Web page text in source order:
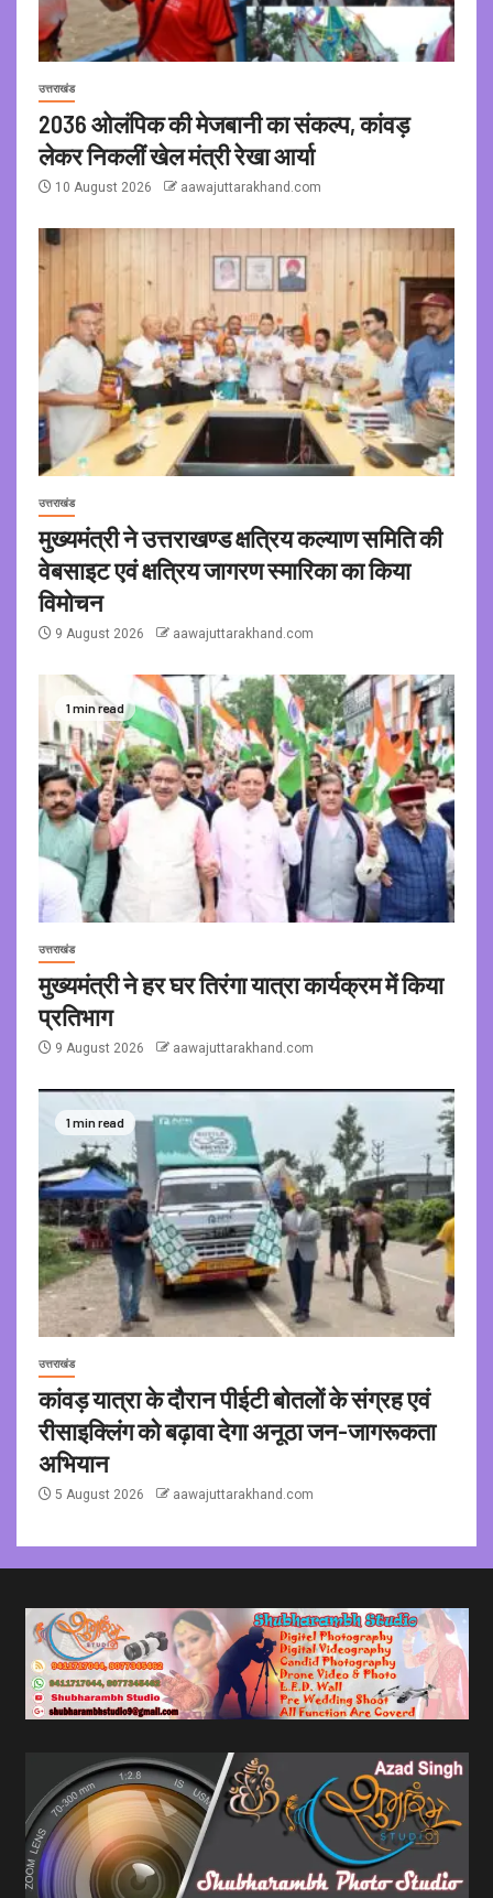
उत्तराखंड
2036 ओलंपिक की मेजबानी का संकल्प, कांवड़
लेकर निकलीं खेल मंत्री रेखा आर्या
10 August 2026 aawajuttarakhand.com
उत्तराखंड
मुख्यमंत्री ने उत्तराखण्ड क्षत्रिय कल्याण समिति की
वेबसाइट एवं क्षत्रिय जागरण स्मारिका का किया
विमोचन
9 August 2026 aawajuttarakhand.com
1 min read
उत्तराखंड
मुख्यमंत्री ने हर घर तिरंगा यात्रा कार्यक्रम में किया
प्रतिभाग
9 August 2026 aawajuttarakhand.com
1 min read
उत्तराखंड
कांवड़ यात्रा के दौरान पीईटी बोतलों के संग्रह एवं
रीसाइक्लिंग को बढ़ावा देगा अनूठा जन-जागरूकता
अभियान
5 August 2026 aawajuttarakhand.com